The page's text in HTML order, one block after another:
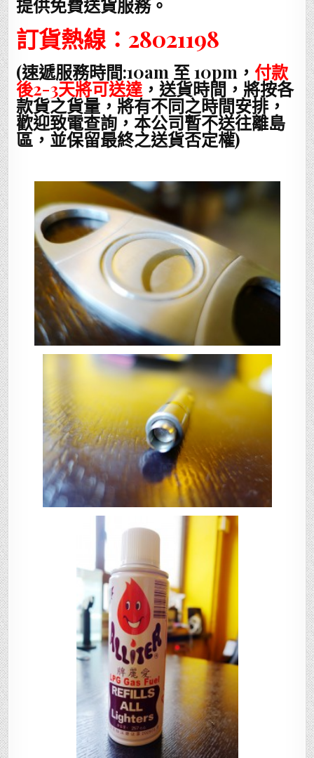
提供免費送貨服務。
訂貨熱線：28021198
(速遞服務時間:10am 至 10pm，付款
後2-3天將可送達 ，送貨時間，將按各
款貨之貨量，將有不同之時間安排，
歡迎致電查詢，本公司暫不送往離島
區，並保留最終之送貨否定權)